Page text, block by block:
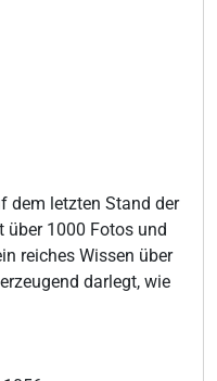
dem letzten Stand der
über 1000 Fotos und
reiches Wissen über
darlegt, wie